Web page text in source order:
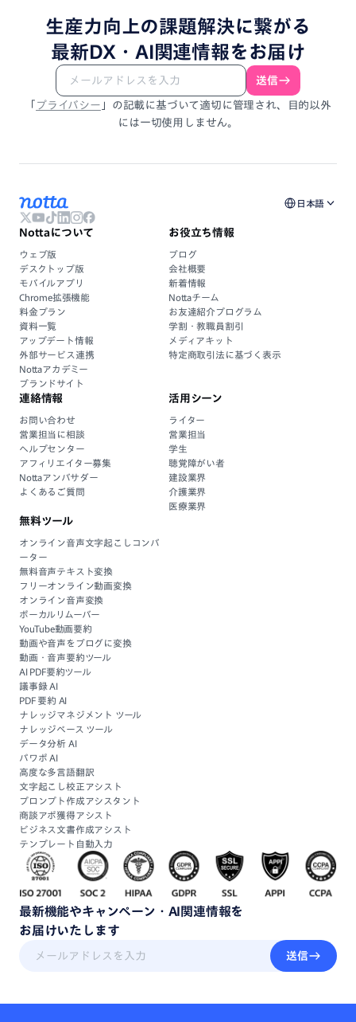
生産力向上の課題解決に繋がる
最新DX・ AI関連情報を お届け
送信
「 プライバシー 」 の記載に基づいて適切に管理され、
目的以外
には一切使用しません。
日本語
Nottaについて
ウェブ版
デスクトップ版
モバイルアプリ
Chrome拡張機能
料金プラン
資料一覧
アップデート情報
外部サービス連携
Nottaアカデミー
ブランドサイト
お役立ち情報
ブログ
会社概要
新着情報
Nottaチーム
お友達紹介プログラム
学割・教職員割引
メディアキット
特定商取引法に基づく表示
連絡情報
お問い合わせ
営業担当に相談
ヘルプセンター
アフィリエイター募集
Nottaアンバサダー
よくあるご質問
活用シーン
ライター
営業担当
学生
聴覚障がい者
建設業界
介護業界
医療業界
無料ツール
オンライン音声文字起こしコンバ
ーター
無料音声テキスト変換
フリーオンライン動画変換
オンライン音声変換
ボーカルリムーバー
YouTube動画要約
動画や音声をブログに変換
動画・音声要約ツール
AI PDF要約ツール
議事録 AI
PDF 要約 AI
ナレッジマネジメント ツール
ナレッジベース ツール
データ分析 AI
パワポ AI
高度な多言語翻訳
文字起こし校正アシスト
プロンプト作成アシスタント
商談アポ獲得アシスト
ビジネス文書作成アシスト
テンプレート自動入力
最新機能やキャンペーン・ AI関連情報を
お届けいたします
送信